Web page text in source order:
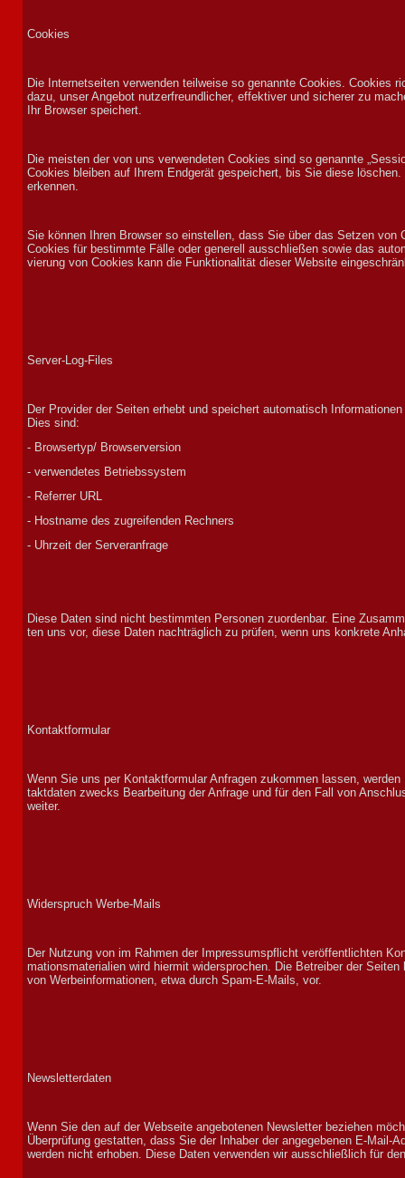
Cookies
Die Inter­net­seiten ver­wen­den teil­weise so genann­te Cookies. Cookies
dazu, unser An­ge­bot nut­zer­freund­licher, ef­fek­ti­ver und sicherer zu
Ihr Brow­ser speichert.
Die meis­ten der von uns ver­wen­de­ten Cookies sind so ge­nann­te
Cookies blei­ben auf Ihrem End­gerät ge­speichert, bis Sie diese
erken­nen.
Sie kön­nen Ihren Brow­ser so ein­stel­len, dass Sie über das Set­zen
Cookies für be­stimmte Fäl­le oder generell aus­schließen sowie das
vier­ung von Cookies kann die Funk­tionali­tät dieser Web­site
Server-Log-Files
Der Pro­vi­der der Seiten er­hebt und speichert auto­ma­tisch
Dies sind:
- Browsertyp/ Browserversion
- ver­wen­de­tes Betriebs­sys­tem
- Referrer URL
- Host­name des zu­greifen­den Rech­ners
- Uhr­zeit der Ser­ver­an­frage
Diese Daten sind nicht be­stimm­ten Per­sonen zu­orden­bar. Eine
ten uns vor, diese Daten nach­träg­lich zu prüfen, wenn uns kon­krete
Kontaktformular
Wenn Sie uns per Kon­takt­for­mu­lar An­fra­gen zu­kom­men las­sen,
takt­daten zwecks Be­ar­beit­ung der An­frage und für den Fall von
weiter.
Widerspruch Werbe-Mails
Der Nutz­ung von im Rah­men der Im­pres­sums­pflicht ver­öf­fent­lich­ten
ma­tions­materialien wird hier­mit wider­sprochen. Die Betrei­ber der
von Wer­be­infor­ma­tionen, etwa durch Spam-E-Mails, vor.
Newsletterdaten
Wenn Sie den auf der Web­seite an­ge­bote­nen News­let­ter be­ziehen
Über­prüf­ung gestat­ten, dass Sie der In­ha­ber der an­ge­gebenen E-
wer­den nicht er­ho­ben. Diese Daten ver­wen­den wir aus­schließ­lich für